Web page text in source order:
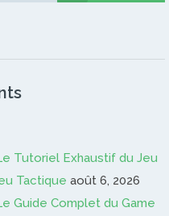
Tutoriel Exhaustif du Jeu
Tactique août 6, 2026
Guide Complet du Game